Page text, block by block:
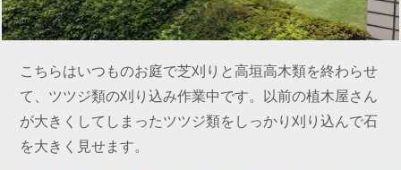
こちらはいつものお庭で芝刈りと高垣高木類を終わらせ
て、ツツジ類の刈り込み作業中です。以前の植木屋さん
が大きくしてしまったツツジ類をしっかり刈り込んで石
を大きく見せます。